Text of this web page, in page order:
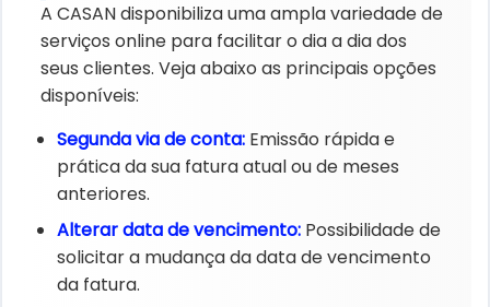
A CASAN disponibiliza uma ampla variedade de
serviços online para facilitar o dia a dia dos
seus clientes. Veja abaixo as principais opções
disponíveis:
Segunda via de conta:​ Emissão rápida e
prática da sua fatura atual ou de meses
anteriores.
Alterar data de vencimento:​ Possibilidade de
solicitar a mudança da data de vencimento
da fatura.